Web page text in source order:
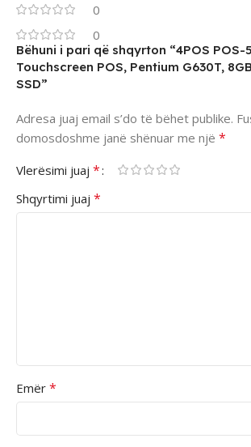
0
0
Bëhuni i pari që shqyrton “4POS POS-
Touchscreen POS, Pentium G630T,
SSD”
Adresa juaj email s’do të bëhet publike.
domosdoshme janë shënuar me një *
Vlerësimi juaj *
Shqyrtimi juaj *
Emër *